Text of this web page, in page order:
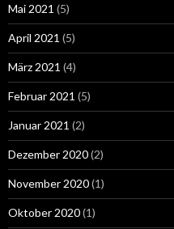
Mai 2021 (5)
April 2021 (5)
März 2021 (4)
Februar 2021 (5)
Januar 2021 (2)
Dezember 2020(2)
November 2020(1)
Oktober 2020(1)